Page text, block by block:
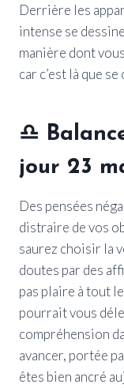
Derrière les
intense se
manière dont
car c’est là que
♎
jour 23
Des pensées
distraire de vos
saurez choisir la
doutes par des
pas plaire à tout
pourrait vous
compréhension
avancer, portée
êtes bien ancré